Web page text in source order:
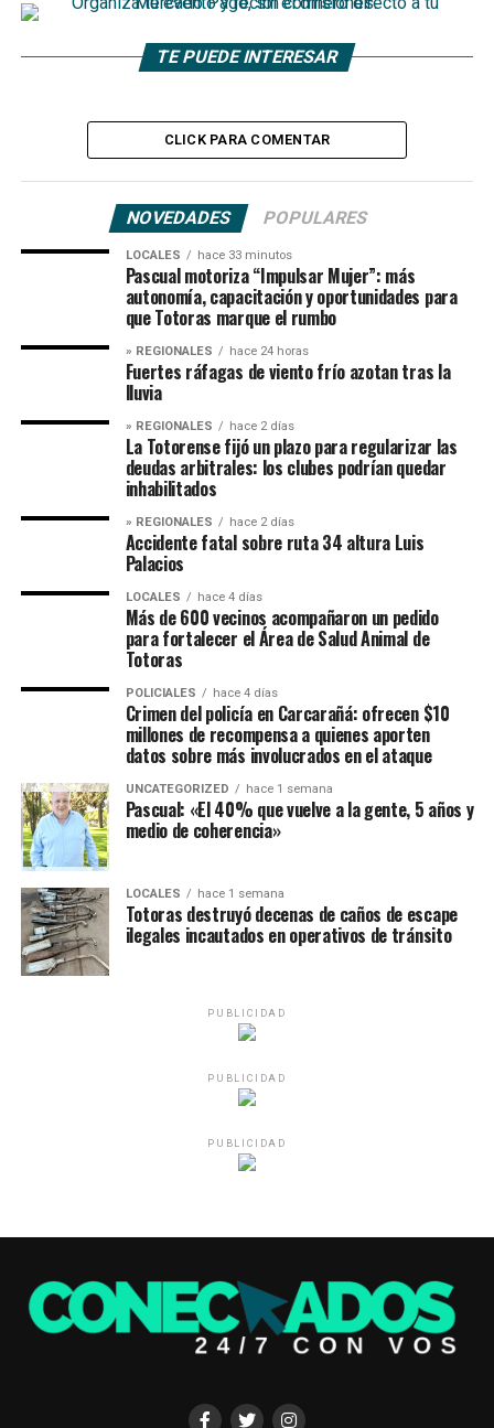
TE PUEDE INTERESAR
CLICK PARA COMENTAR
NOVEDADES POPULARES
LOCALES hace 33 minutos
Pascual motoriza “Impulsar Mujer”: más
autonomía, capacitación y oportunidades para
que Totoras marque el rumbo
» REGIONALES hace 24 horas
Fuertes ráfagas de viento frío azotan tras la
lluvia
» REGIONALES hace 2 días
La Totorense fijó un plazo para regularizar las
deudas arbitrales: los clubes podrían quedar
inhabilitados
» REGIONALES hace 2 días
Accidente fatal sobre ruta 34 altura Luis
Palacios
LOCALES hace 4 días
Más de 600 vecinos acompañaron un pedido
para fortalecer el Área de Salud Animal de
Totoras
POLICIALES hace 4 días
Crimen del policía en Carcarañá: ofrecen $10
millones de recompensa a quienes aporten
datos sobre más involucrados en el ataque
UNCATEGORIZED hace 1 semana
Pascual: «El 40% que vuelve a la gente, 5 años y
medio de coherencia»
LOCALES hace 1 semana
Totoras destruyó decenas de caños de escape
ilegales incautados en operativos de tránsito
PUBLICIDAD
PUBLICIDAD
PUBLICIDAD